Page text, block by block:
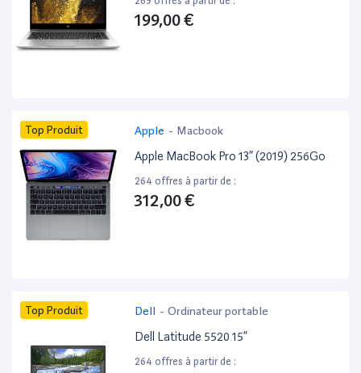
199,00 €
Top Produit Apple - Macbook
Apple MacBook Pro 13” (2019) 256Go
264 offres à partir de :
312,00 €
Top Produit Dell - Ordinateur portable
Dell Latitude 5520 15”
264 offres à partir de :